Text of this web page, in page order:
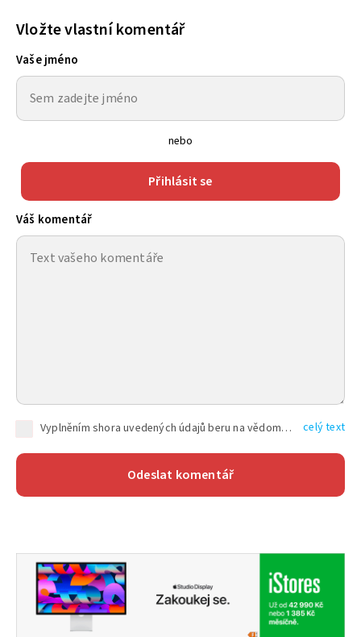
Vložte vlastní komentář
Vaše jméno
nebo
Přihlásit se
Váš komentář
Vyplněním shora uvedených údajů beru na vědomí, že společnost TEXT FACTORY s.r.o., sídlem Brno, Durďákova 336/29, Černá Pole, PSČ: 613 00, IČ: 06157831, zapsané u Krajského soudu v Brně, oddíl C, vložka 100399, bude zpracovávat mé osobní údaje uvedené v rámci mnou vyplněného registračního formuláře na základě oprávněných zájmů TEXT FACTORY s.r.o. dle čl. 6 odst. 1 písm. f) GDPR a pro splnění právních povinností (čl. 6 odst. 1 písm. c) GDPR), a to pro tyto účely: nezbytnost zajistit oprávnění návštěvníka webových stránek provozovaných společností TEXT FACTORY s.r.o. přispívat aktivně ke zveřejněným článkům nebo v rámci diskusních fór a výkon práv TEXT FACTORY s.r.o. jako administrátora těchto diskusních fór. Více informací o zpracování osobních údajů a právech lze nalézt v celý text